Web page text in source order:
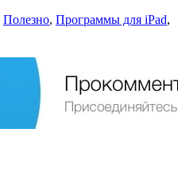
Полезно, Программы для iPad,